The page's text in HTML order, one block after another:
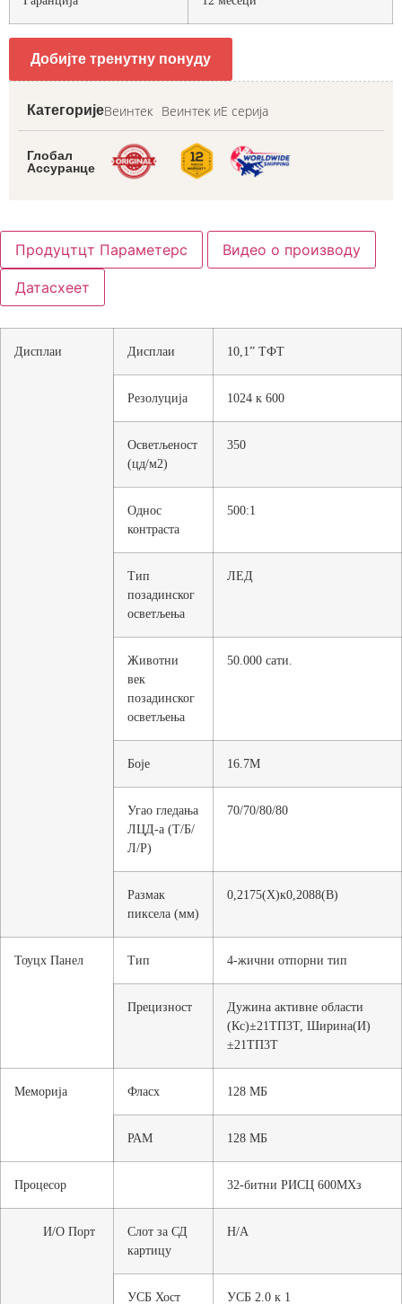
Добијте тренутну понуду
КатегоријеВеинтек Веинтек иЕ серија
Глобал
Ассуранце
Продуцтцт Параметерс Видео о производу
Датасхеет
Дисплаи Дисплаи 10,1” ТФТ
Резолуција 1024 к 600
Осветљеност
(цд/м2)
350
Однос
контраста
500:1
Тип
позадинског
осветљења
ЛЕД
Животни
век
позадинског
осветљења
50.000 сати.
Боје 16.7М
Угао гледања
ЛЦД-а (Т/Б/
Л/Р)
70/70/80/80
Размак
пиксела (мм)
0,2175(Х)к0,2088(В)
Тоуцх Панел Тип 4-жични отпорни тип
Прецизност
Дужина активне области
(Кс)±21ТП3Т, Ширина(И)
±21ТП3Т
Меморија Фласх 128 МБ
РАМ 128 МБ
Процесор 32-битни РИСЦ 600МХз
И/О Порт
Слот за СД
картицу
Н/А
УСБ Хост УСБ 2.0 к 1